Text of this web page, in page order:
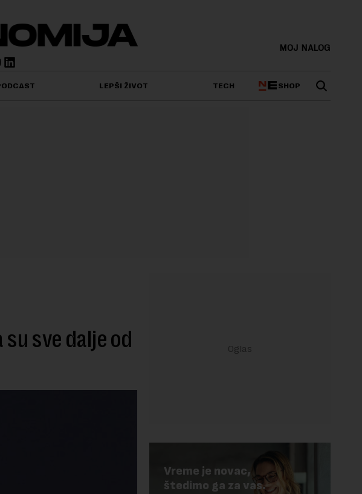
MOJ NALOG
LEPŠI ŽIVOT TECH SHOP
sve dalje od
Vreme je novac,
štedimo ga za vas.